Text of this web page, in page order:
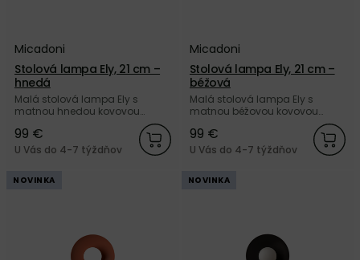
Micadoni
Stolová lampa Ely, 21 cm –
hnedá
Malá stolová lampa Ely s
matnou hnedou kovovou
základňou a matným bielym
skleneným tienidlom v tvare
gule od značky Micadoni.
99 €
U Vás do 4-7 týždňov
Micadoni
Stolová lampa Ely, 21 cm –
béžová
Malá stolová lampa Ely s
matnou béžovou kovovou
základňou a matným bielym
skleneným tienidlom v tvare
gule od značky Micadoni.
99 €
U Vás do 4-7 týždňov
NOVINKA NOVINKA